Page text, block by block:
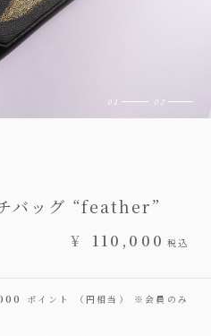
バッグ “feather”
¥ 110,000 税込
ポイント （円相当） ※会員のみ